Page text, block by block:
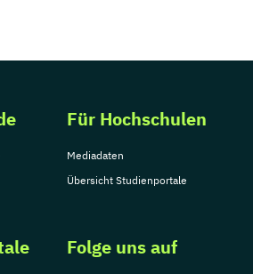
Für Hochschulen
Mediadaten
Übersicht Studienportale
Folge uns auf